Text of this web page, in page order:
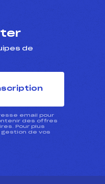
de
email pour
des offres
Pour plus
gestion de vos